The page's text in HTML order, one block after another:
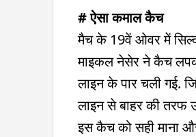
# ऐसा कमाल कैच
मैच के 19वें ओवर में
माइकल नेसेर ने कैच
लाइन के पार चली गई.
लाइन से बाहर की तरफ
इस कैच को सही माना